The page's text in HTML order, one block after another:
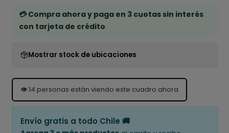
💳 Compra ahora y paga en 3 cuotas sin interés
con tarjeta de crédito
Mostrar stock de ubicaciones
👁️14 personas están viendo este cuadro ahora
Envío gratis a todo Chile 🚚